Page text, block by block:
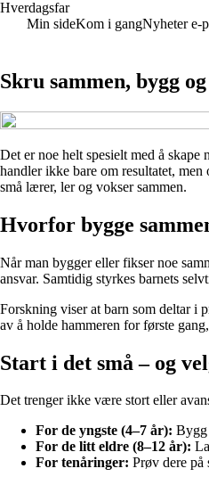
Hverdagsfar
Min sideKom i gangNyheter e-
Skru sammen, bygg
Det er noe helt spesielt med å
handler ikke bare om resultatet,
små lærer, ler og vokser sammen.
Hvorfor bygge
Når man bygger eller fikser noe
ansvar. Samtidig styrkes barnets
Forskning viser at barn som deltar i
av å holde hammeren for første
Start i det små – og
Det trenger ikke være stort eller
For de yngste (4–7 år): Bygg
For de litt eldre (8–12 år):
For tenåringer: Prøv dere på